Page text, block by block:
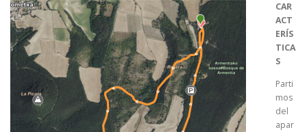
CAR
ACT
ERÍS
TICA
S
Parti
mos
del
apar